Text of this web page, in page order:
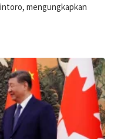
mengungkapkan